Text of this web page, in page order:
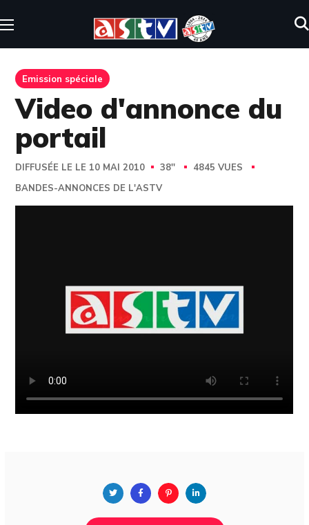
Emission spéciale
Video d'annonce du
portail
DIFFUSÉE LE LE 10 MAI 2010 38''
4845 VUES
BANDES-ANNONCES DE L'ASTV